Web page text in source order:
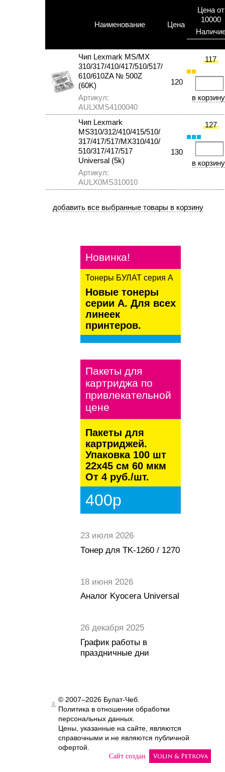
Наименование Цена
Цена от
10000
Чип Lexmark MS/MX
310/317/410/417/510/517/
610/610ZA № 500Z
(60K)
Артикул:
AULXMS4100040
120
117
Чип Lexmark
MS310/312/410/415/510/
317/417/517/MX310/410/
510/317/417/517
Universal (5k)
Артикул:
AULX0MS310010
130
127
kaspersky
Новинка!
Тонеры БУЛАТ серия А
Новые тонеры
серии А. Для всех
линеек
принтеров.
Пакеты для
картриджа по
привлекательной
цене
Пакеты для
картриджей.
Упаковка 100 шт
22х45 см 60 мкм
От 4 руб./шт.
400р
23 июля 2026
Тонер для TK-1260 / 1270
18 июня 2026
Аналог Kyocera Universal
26 декабря 2025
График работы в
праздничные дни
Сайт создан
© 2007–2026 Булат-Чеб.
Политика в отношении обработки
персональных данных.
Цены, указанные на сайте, являются
справочными и не являются публичной
офертой.
Authorization